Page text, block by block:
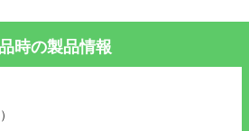
時の製品情報